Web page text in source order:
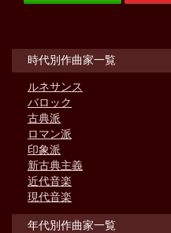
時代別作曲家一覧
ルネサンス
バロック
古典派
ロマン派
印象派
新古典主義
近代音楽
現代音楽
年代別作曲家一覧